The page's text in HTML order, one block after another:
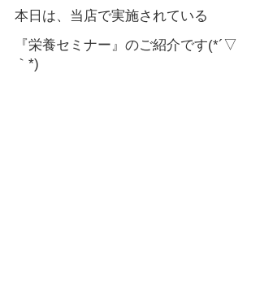
本日は、当店で実施されている
『栄養セミナー』のご紹介です(*´▽
｀*)